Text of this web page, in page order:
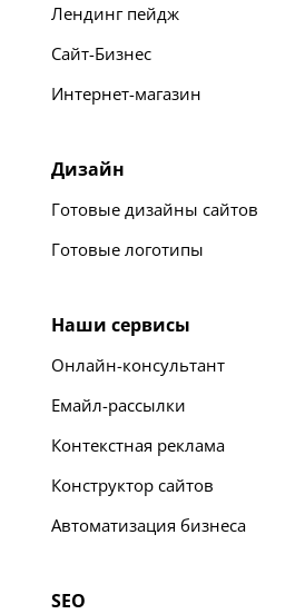
Лендинг пейдж
Сайт-Бизнес
Интернет-магазин
Дизайн
Готовые дизайны сайтов
Готовые логотипы
Наши сервисы
Онлайн-консультант
Емайл-рассылки
Контекстная реклама
Конструктор сайтов
Автоматизация бизнеса
SEO